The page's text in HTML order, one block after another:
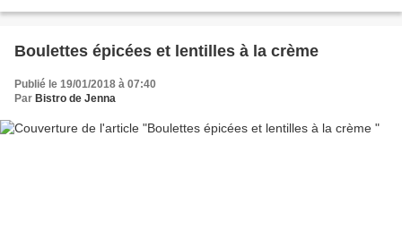
Boulettes épicées et lentilles à la crème
Publié le 19/01/2018 à 07:40
Par Bistro de Jenna